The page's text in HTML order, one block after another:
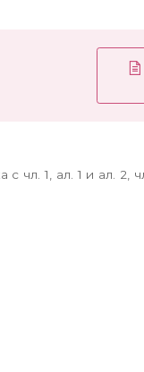
чл. 1, ал. 1 и ал. 2,